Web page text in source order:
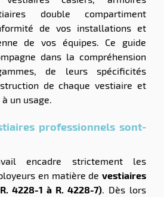
double compartiment
de vos installations et
de vos équipes. Ce guide
dans la compréhension
de leurs spécificités
de chaque vestiaire et
un usage.
professionnels sont-
encadre strictement les
en matière de vestiaires
4228-1 à R. 4228-7) . Dès lors